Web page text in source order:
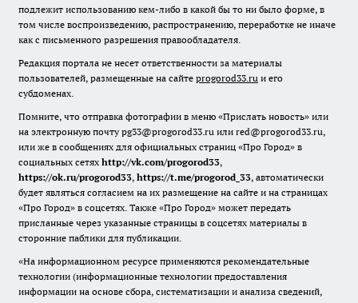
подлежит использованию кем-либо в какой бы то ни было форме, в
том числе воспроизведению, распространению, переработке не иначе
как с письменного разрешения правообладателя.
Редакция портала не несет ответственности за материалы
пользователей, размещенные на сайте progorod33.ru и его
субдоменах.
Помните, что отправка фотографии в меню «Прислать новость» или
на электронную почту pg33@progorod33.ru или red@progorod33.ru,
или же в сообщениях для официальных страниц «Про Город» в
социальных сетях http://vk.com/progorod33,
https://ok.ru/progorod33, https://t.me/progorod_33, автоматически
будет являться согласием на их размещение на сайте и на страницах
«Про Город» в соцсетях. Также «Про Город» может передать
присланные через указанные страницы в соцсетях материалы в
сторонние паблики для публикации.
«На информационном ресурсе применяются рекомендательные
технологии (информационные технологии предоставления
информации на основе сбора, систематизации и анализа сведений,